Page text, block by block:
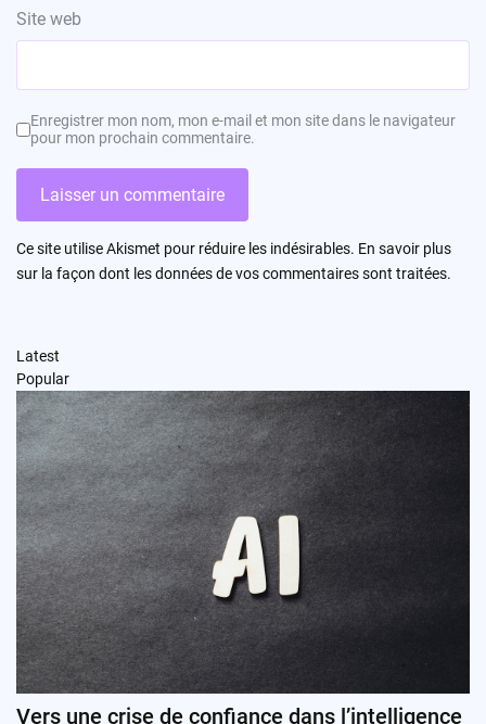
Site web
Enregistrer mon nom, mon e-mail et mon site dans le navigateur
pour mon prochain commentaire.
Ce site utilise Akismet pour réduire les indésirables. En savoir plus
sur la façon dont les données de vos commentaires sont traitées.
Latest
Popular
Vers une crise de confiance dans l’intelligence